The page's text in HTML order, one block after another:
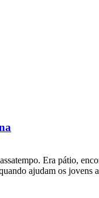
Era pátio,
ajudam os